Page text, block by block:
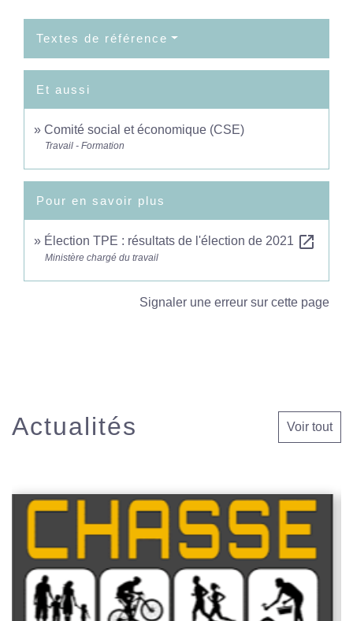
Textes de référence
Et aussi
Comité social et économique (CSE)
Travail - Formation
Pour en savoir plus
Élection TPE : résultats de l'élection de 2021 open_in_new
Ministère chargé du travail
Signaler une erreur sur cette page
Actualités Voir tout